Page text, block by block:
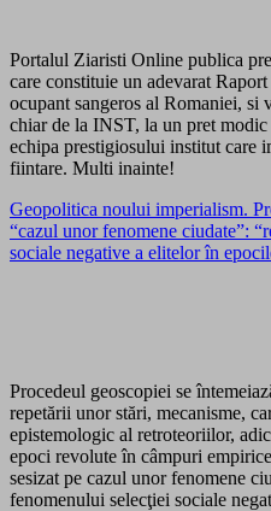
Portalul Ziaristi Online publica
care constituie un adevarat
ocupant sangeros al Romaniei, si
chiar de la INST, la un pret
echipa prestigiosului institut care
fiintare. Multi inainte!
Geopolitica noului imperialism.
“cazul unor fenomene ciudate”:
sociale negative a elitelor în
Procedeul geoscopiei se
repetării unor stări, mecanisme,
epistemologic al retroteoriilor,
epoci revolute în câmpuri
sesizat pe cazul unor fenomene
fenomenului selecţiei sociale